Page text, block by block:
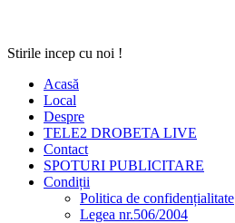
Stirile incep cu noi !
Acasă
Local
Despre
TELE2 DROBETA LIVE
Contact
SPOTURI PUBLICITARE
Condiții
Politica de confidențialitate
Legea nr.506/2004